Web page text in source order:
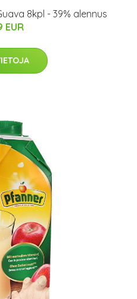
8kpl - 39% alennus
EUR